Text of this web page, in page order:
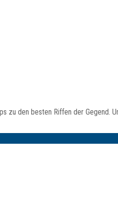
zu den besten Riffen der Gegend.